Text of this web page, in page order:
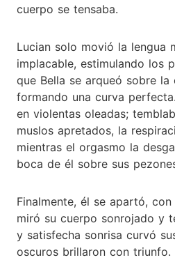
cuerpo se tensaba.
Lucian solo movió la lengua
implacable, estimulando los
que Bella se arqueó sobre la
formando una curva
en violentas oleadas;
muslos apretados, la
mientras el orgasmo la
boca de él sobre sus
Finalmente, él se apartó,
miró su cuerpo sonrojado y
y satisfecha sonrisa curvó
oscuros brillaron con triunfo.